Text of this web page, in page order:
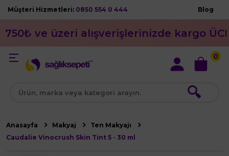
Müşteri Hizmetleri: 0850 554 0 444 Blog
750₺ ve üzeri alışverişlerinizde kargo
🔍
0
Anasayfa Makyaj
Ten Makyajı
Caudalie Vinocrush Skin Tint 5 - 30 ml